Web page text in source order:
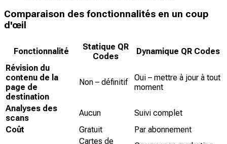
Comparaison des fonctionnalités en un coup
d'œil
Fonctionnalité
Statique QR
Codes
Dynamique QR Codes
Révision du
contenu de la
page de
destination
Non – définitif
Oui – mettre à jour à tout
moment
Analyses des
scans
Aucun
Suivi complet
Coût
Gratuit Par abonnement
Cartes de